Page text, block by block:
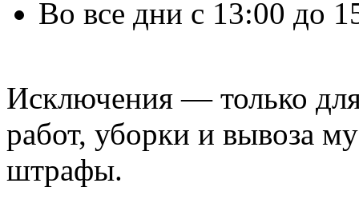
Во все дни с 13:00 до
Исключения — только
работ, уборки и вывоза
штрафы.